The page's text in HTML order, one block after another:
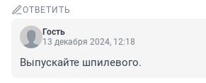
ОТВЕТИТЬ
Гость
13 декабря 2024, 12:18
Выпускайте шпилевого.